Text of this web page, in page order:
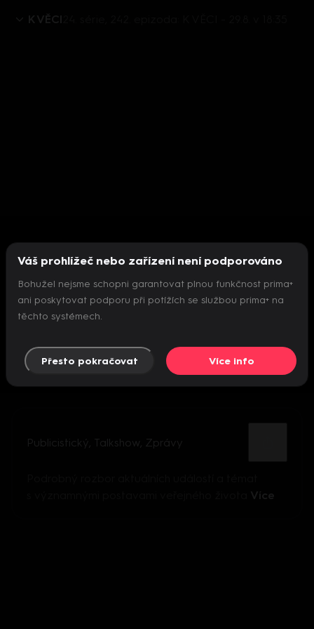
K VĚCI
Nepodařilo se inicializovat přehrávač
Publicistický Talkshow Zprávy
Více
Váš prohlížeč nebo zařízení není podporováno
Bohužel nejsme schopni garantovat plnou funkčnost prima+
ani poskytovat podporu při potížích se službou prima+ na
těchto systémech.
Přesto pokračovat Více info